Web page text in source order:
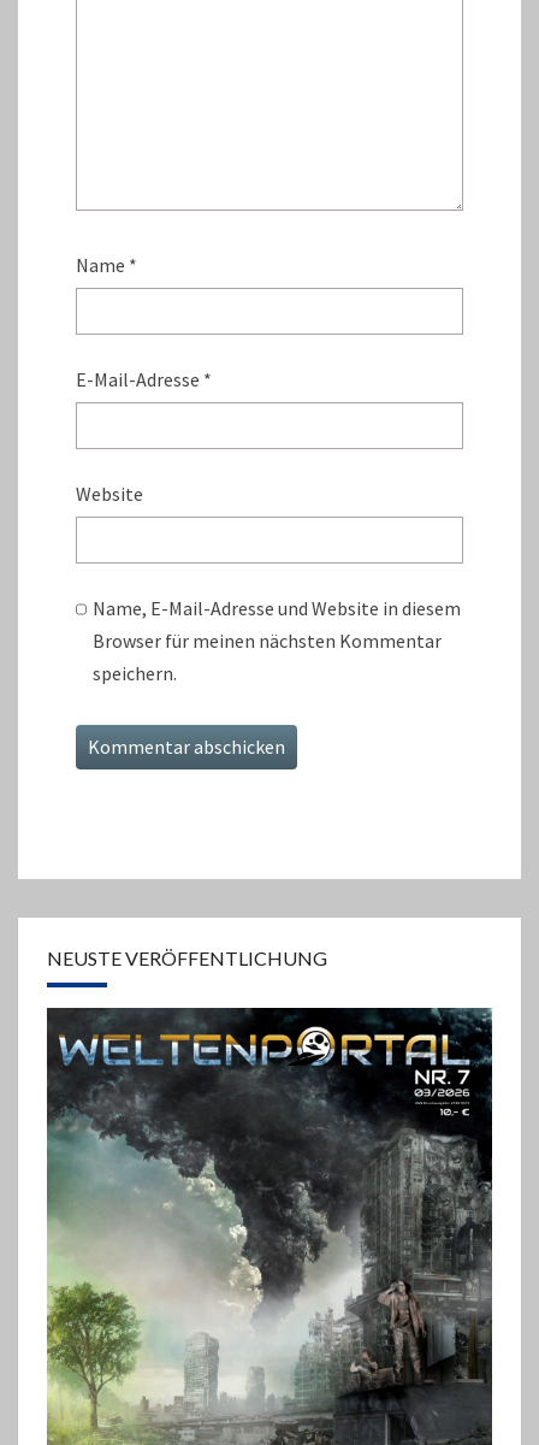
Name *
E-Mail-Adresse *
Website
Name, E-Mail-Adresse und Website in diesem
Browser für meinen nächsten Kommentar
speichern.
NEUSTE VERÖFFENTLICHUNG